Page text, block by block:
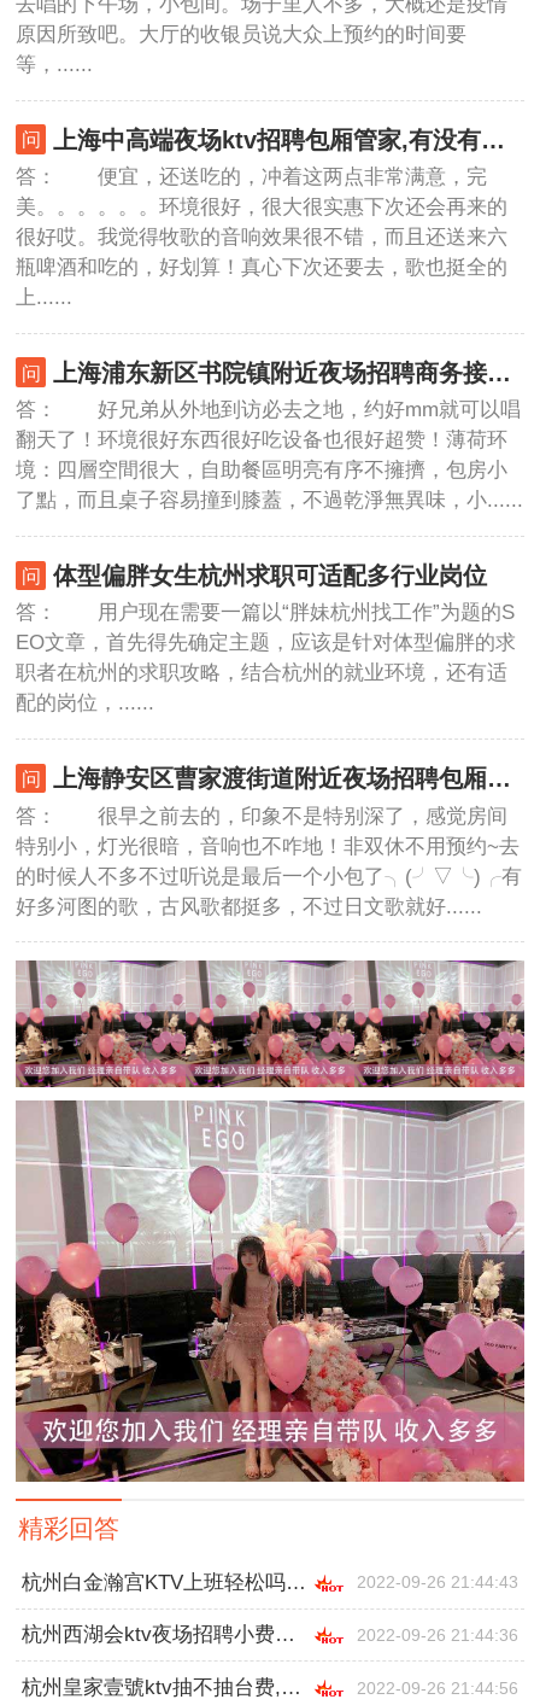
原因所致吧。大厅的收银员说大众上预约的时间要
等，......
上海中高端夜场ktv招聘包厢管家,有没有技能培训
答： 便宜，还送吃的，冲着这两点非常满意，完
美。。。。。。环境很好，很大很实惠下次还会再来的
很好哎。我觉得牧歌的音响效果很不错，而且还送来六
瓶啤酒和吃的，好划算！真心下次还要去，歌也挺全的
上......
上海浦东新区书院镇附近夜场招聘商务接待,(不压工资待遇好的)
答： 好兄弟从外地到访必去之地，约好mm就可以唱
翻天了！环境很好东西很好吃设备也很好超赞！薄荷环
境：四層空間很大，自助餐區明亮有序不擁擠，包房小
了點，而且桌子容易撞到膝蓋，不過乾淨無異味，小......
体型偏胖女生杭州求职可适配多行业岗位
答： 用户现在需要一篇以“胖妹杭州找工作”为题的S
EO文章，首先得先确定主题，应该是针对体型偏胖的求
职者在杭州的求职攻略，结合杭州的就业环境，还有适
配的岗位，......
上海静安区曹家渡街道附近夜场招聘包厢气氛租,招聘微信多少
答： 很早之前去的，印象不是特别深了，感觉房间
特别小，灯光很暗，音响也不咋地！非双休不用预约~去
的时候人不多不过听说是最后一个小包了╮(╯▽╰)╭有
好多河图的歌，古风歌都挺多，不过日文歌就好......
精彩回答
杭州白金瀚宫KTV上班轻松吗,一般在哪招聘 2022-09-26 21:44:43
杭州西湖会ktv夜场招聘小费多少,跟领队还是直招 2022-09-26 21:44:36
杭州皇家壹號ktv抽不抽台费,跟领队还是直招 2022-09-26 21:44:56